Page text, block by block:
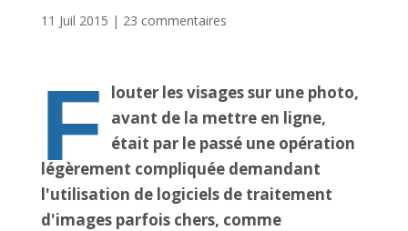
11 Juil 2015 | 23 commentaires
F
louter les visages sur une photo,
avant de la mettre en ligne,
était par le passé une opération
légèrement compliquée demandant
l'utilisation de logiciels de traitement
d'images parfois chers, comme